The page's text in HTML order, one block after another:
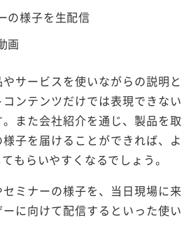
の様子を生配信
画
サービスを使いながらの説明と
ンテンツだけでは表現できない
また会社紹介を通じ、製品を取
子を届けることができれば、よ
もらいやすくなるでしょう。
ミナーの様子を、当日現場に来
に向けて配信するといった使い